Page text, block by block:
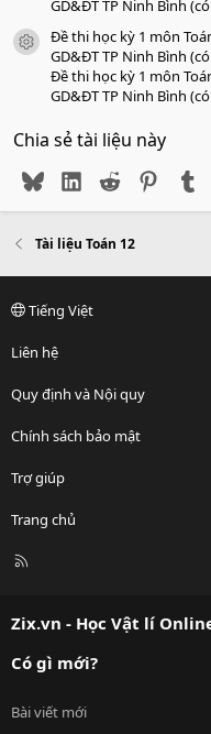
GD&ĐT TP Ninh Bình
icon tài liệu
Đề thi học kỳ 1 môn
GD&ĐT TP Ninh Bình
Đề thi học kỳ 1 môn
GD&ĐT TP Ninh Bình
Chia sẻ tài liệu này
BlueskyLinkedIn
Reddit
Tài liệu Toán 12
Tiếng Việt
Liên hệ
Quy định và Nội quy
Chính sách bảo mật
Trợ giúp
Trang chủ
R
Zix.vn - Học Vật lí
Có gì mới?
Bài viết mới